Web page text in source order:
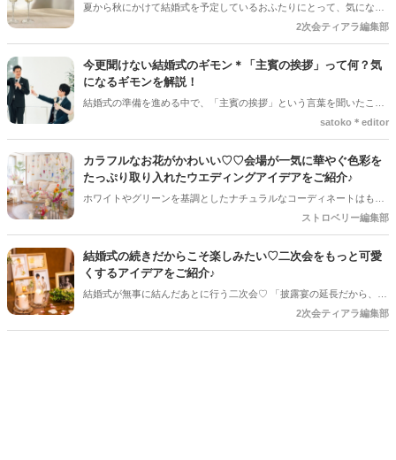
夏から秋にかけて結婚式を予定しているおふたりにとって、気になる
のが台風の影響。 結婚式は予定通り開催できそうだけど、「二次会は
むケースも少なくありません＊ 今回は、台風が近づいているときに二
次会を開催するか判断するポイントや、事前に準備しておきたいこと
をご紹介します＊
2次会ティアラ編集部
今更聞けない結婚式のギモン＊「主賓の挨拶」って何？気
になるギモンを解説！
結婚式の準備を進める中で、「主賓の挨拶」という言葉を聞いたこと
がある人は多いのではないでしょうか＊ですが、具体的に何をするの
ん。特に初めて結婚式を挙げる新郎新婦さんにとっては、「どんな基
準で選べばいいの？」「頼まれた側はどんなことを話すの？」とギモ
ンが尽きない部分でもあるかと思います＊そこで今回の記事では、
「主賓の挨拶」についての基本的な知識やお願いする相手の選び方、
satoko＊editor
カラフルなお花がかわいい♡♡会場が一気に華やぐ色彩を
たっぷり取り入れたウエディングアイデアをご紹介♪
ホワイトやグリーンを基調としたナチュラルなコーディネートはもち
ろん素敵ですが、最近はピンクやオレンジ、ブルー、イエローなど、
とりどりのお花を取り入れるだけで、会場全体が明るく華やかな印象
になり、 おふたりらしい世界観を演出できるのもカラフルフラワーの
魅力♡今回は、装花やブーケなどのアイデアをご紹介します♪
ストロベリー編集部
結婚式の続きだからこそ楽しみたい♡二次会をもっと可愛
くするアイデアをご紹介♪
結婚式が無事に結んだあとに行う二次会♡ 「披露宴の延長だから、あ
まり準備しなくても大丈夫」と思っていませんか？ 実は、少しアイデ2次会ティアラ編集部